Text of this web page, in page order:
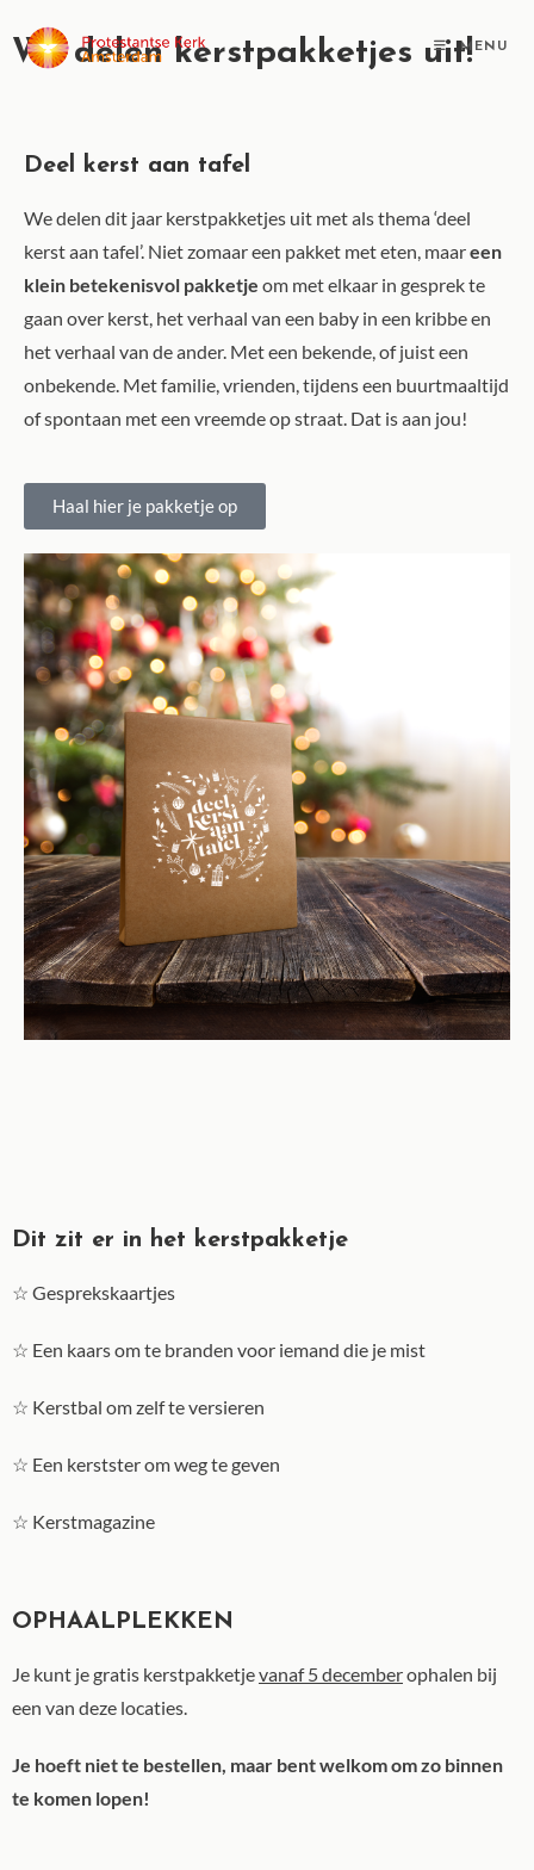
MENU
We delen kerstpakketjes uit!
Deel kerst aan tafel
We delen dit jaar kerstpakketjes uit met als thema ‘deel
kerst aan tafel’. Niet zomaar een pakket met eten, maareen
klein betekenisvol pakketje om met elkaar in gesprek te
gaan over kerst, het verhaal van een baby in een kribbe en
het verhaal van de ander. Met een bekende, of juist een
onbekende. Met familie, vrienden, tijdens een buurtmaaltijd
of spontaan met een vreemde op straat. Dat is aan jou!
Haal hier je pakketje op
Dit zit er in het kerstpakketje
☆ Gesprekskaartjes
☆ Een kaars om te branden voor iemand die je mist
☆ Kerstbal om zelf te versieren
☆ Een kerstster om weg te geven
☆ Kerstmagazine
OPHAALPLEKKEN
Je kunt je gratis kerstpakketjevanaf 5 decemberophalen bij
een van deze locaties.
Je hoeft niet te bestellen, maar bent welkom om zo binnen
te komen lopen!